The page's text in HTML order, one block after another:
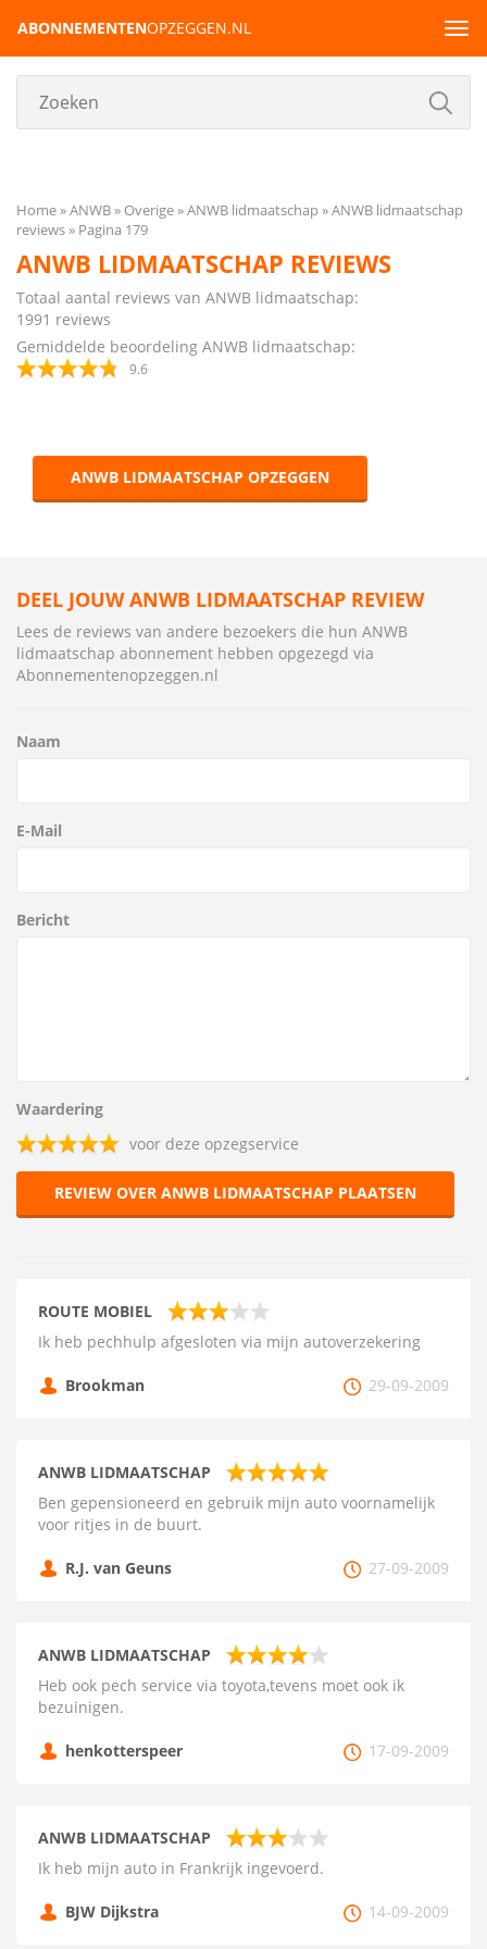
ABONNEMENTENOPZEGGEN.NL
Home ANWB Overige ANWB lidmaatschap
ANWB lidmaatschap
reviews
Pagina 179
ANWB LIDMAATSCHAP REVIEWS
Totaal aantal reviews van ANWB lidmaatschap:
1991 reviews
Gemiddelde beoordeling ANWB lidmaatschap:
9.6
ANWB LIDMAATSCHAP OPZEGGEN
DEEL JOUW ANWB LIDMAATSCHAP REVIEW
Lees de reviews van andere bezoekers die hun ANWB
lidmaatschap abonnement hebben opgezegd via
Abonnementenopzeggen.nl
Naam
E-Mail
Bericht
Waardering
voor deze opzegservice
REVIEW OVER ANWB LIDMAATSCHAP PLAATSEN
ROUTE MOBIEL
Ik heb pechhulp afgesloten via mijn autoverzekering
Brookman 29-09-2009
ANWB LIDMAATSCHAP
Ben gepensioneerd en gebruik mijn auto voornamelijk
voor ritjes in de buurt.
R.J. van Geuns 27-09-2009
ANWB LIDMAATSCHAP
Heb ook pech service via toyota,tevens moet ook ik
bezuinigen.
henkotterspeer 17-09-2009
ANWB LIDMAATSCHAP
Ik heb mijn auto in Frankrijk ingevoerd.
BJW Dijkstra 14-09-2009